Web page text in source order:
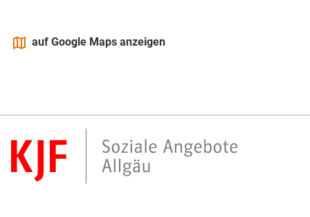
mapsauf Google Maps anzeigen